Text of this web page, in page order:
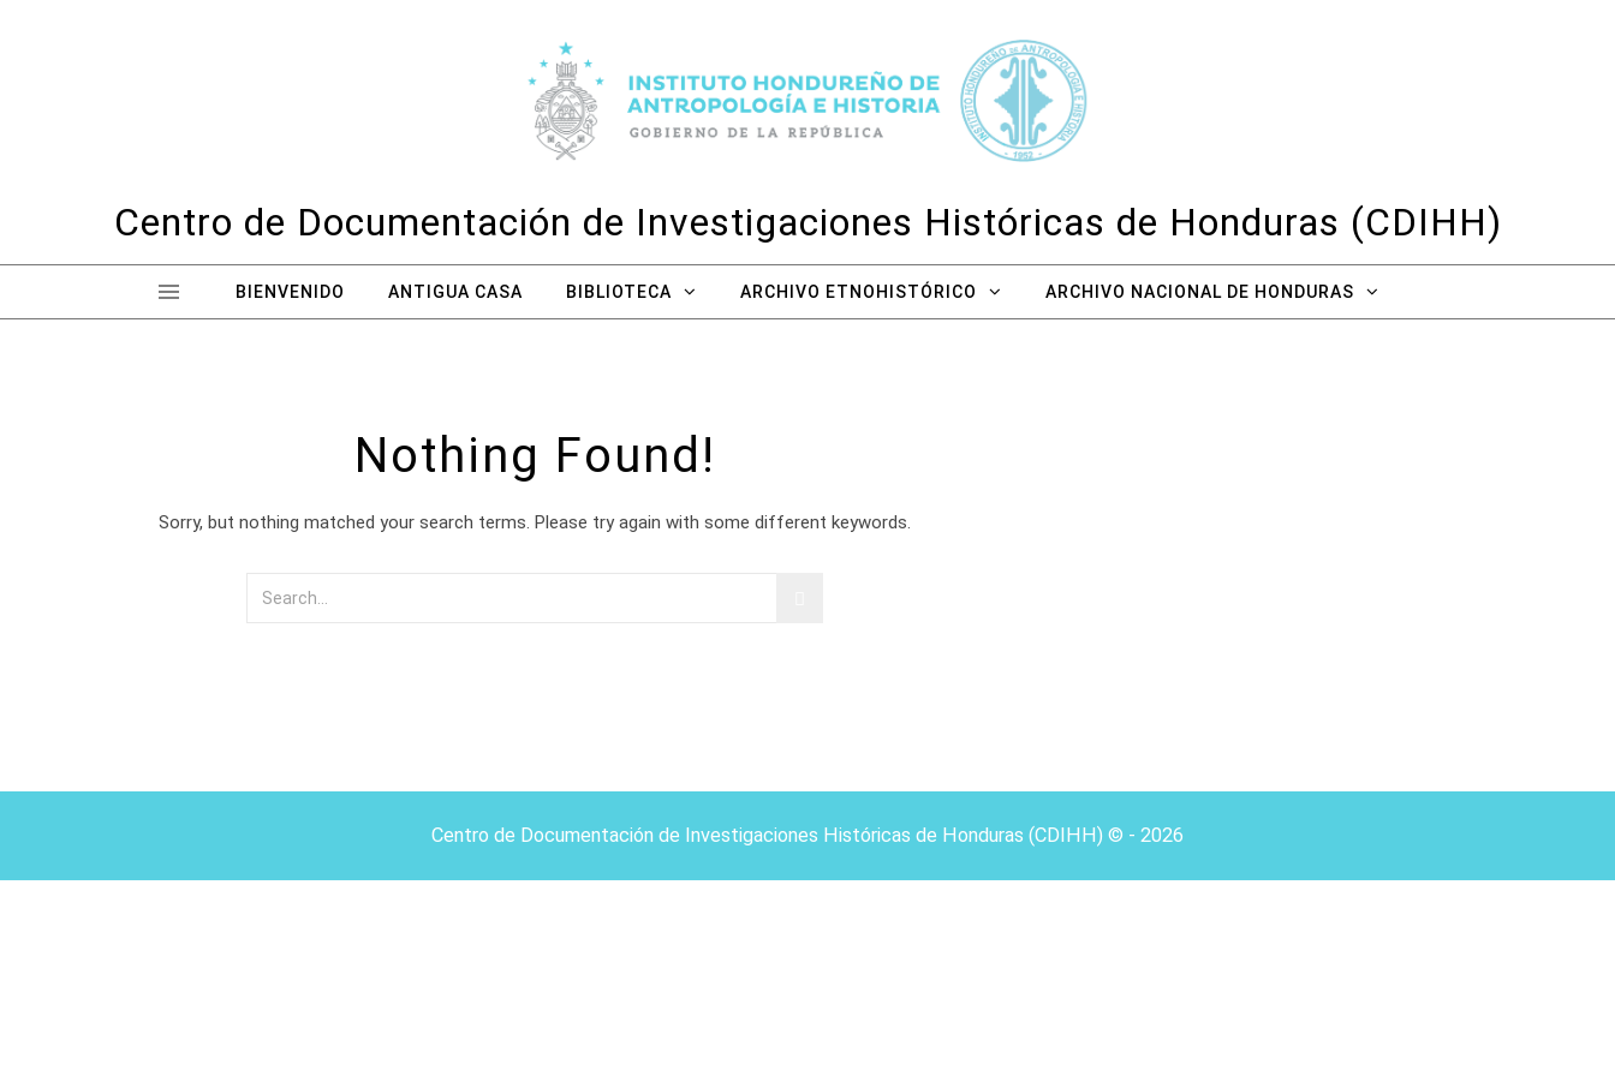
Centro de Documentación de Investigaciones Históricas de Honduras (CDIHH)
BIENVENIDO ANTIGUA CASA BIBLIOTECA ARCHIVO ETNOHISTÓRICO ARCHIVO NACIONAL DE HONDURAS
Nothing Found!
Sorry, but nothing matched your search terms. Please try again with some different keywords.
Centro de Documentación de Investigaciones Históricas de Honduras (CDIHH) © - 2026